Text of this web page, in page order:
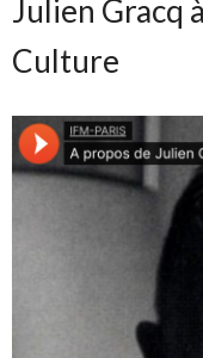
Julien Gracq
Culture